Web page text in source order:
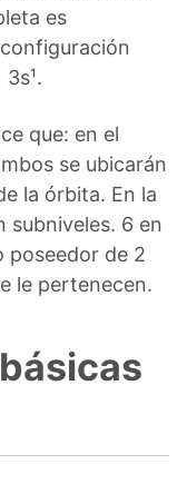
es
que: en el
se ubicarán
la órbita. En la
subniveles. 6 en
poseedor de 2
le pertenecen.